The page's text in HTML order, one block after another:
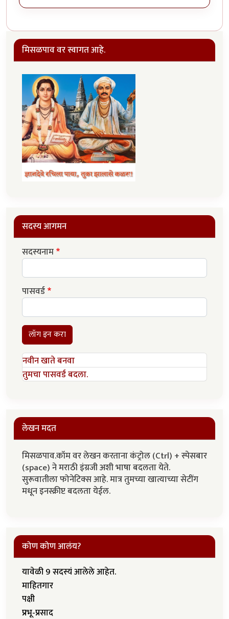
मिसळपाव वर स्वागत आहे.
सदस्य आगमन
सदस्यनाम
पासवर्ड
लॉग इन करा
नवीन खाते बनवा
तुमचा पासवर्ड बदला.
लेखन मदत
मिसळपाव.कॉम वर लेखन करताना कंट्रोल (Ctrl) + स्पेसबार
(space) ने मराठी इंग्रजी अशी भाषा बदलता येते.
सुरूवातीला फोनेटिक्स आहे. मात्र तुमच्या खात्याच्या सेटींग
मधून इनस्क्रीप्ट बदलता येईल.
कोण कोण आलंय?
यावेळी 9 सदस्यं आलेले आहेत.
माहितगार
पक्षी
प्रभू-प्रसाद